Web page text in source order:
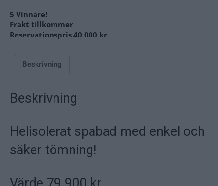
5 Vinnare!
Frakt tillkommer
Reservationspris 40 000 kr
Beskrivning
Beskrivning
Helisolerat spabad med enkel och
säker tömning!
Värde 79 900 kr